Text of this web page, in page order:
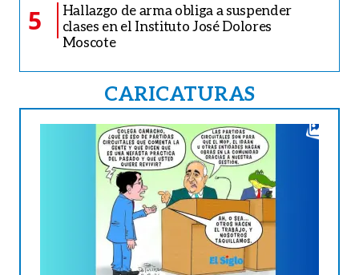
5
Hallazgo de arma obliga a suspender
clases en el Instituto José Dolores
Moscote
CARICATURAS